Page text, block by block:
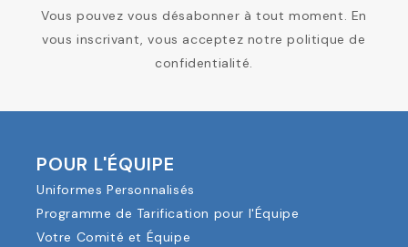
Vous pouvez vous désabonner à tout moment. En
vous inscrivant, vous acceptez notre politique de
confidentialité.
POUR L'ÉQUIPE
Uniformes Personnalisés
Programme de Tarification pour l'Équipe
Votre Comité et Équipe